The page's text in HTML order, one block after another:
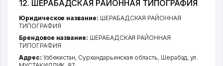
12. ШЕРАБАДСКАЯ РАЙОННАЯ ТИПОГРАФИЯ
Юридическое название: ШЕРАБАДСКАЯ РАЙОННАЯ
ТИПОГРАФИЯ
Брендовое название: ШЕРАБАДСКАЯ РАЙОННАЯ
ТИПОГРАФИЯ
Адрес: Узбекистан, Сурхандарьинская область, Шерабад,ул.